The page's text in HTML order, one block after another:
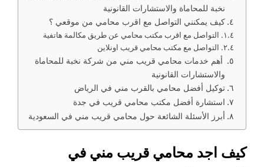
نخبة للمحاماة والاستشارات القانونية
كيف يمكنني التواصل مع اقرب محامي من موقعي ؟
التواصل مع اقرب مكتب محامي عن طريق مكالمة هاتفية
التواصل مع مكتب محامي قريب اونلاين
أهم خدمات محامي قريب مني من شركة نخبة للمحاماة
والاستشارات القانونية
توكيل أفضل محامي بالقرب مني في الرياض
استشارة أفضل مكتب محامي قريب في جدة
أبرز الأسئلة الشائعة حول محامي قريب مني في السعودية
كيف اجد محامي قريب مني في